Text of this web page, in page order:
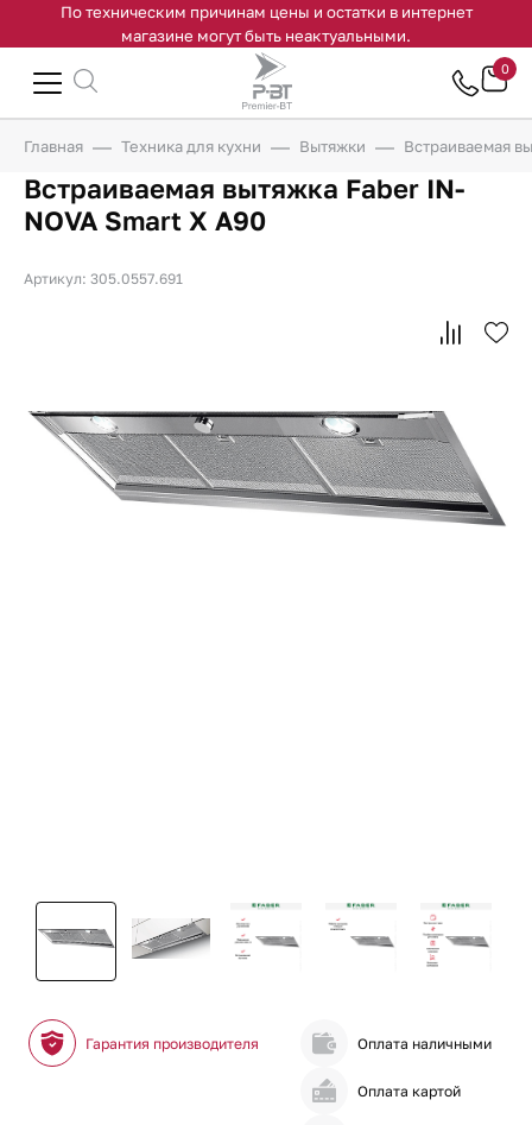
По техническим причинам цены и остатки в интернет
магазине могут быть неактуальными.
0
Главная Техника для кухни Вытяжки Встраиваемая
Встраиваемая вытяжка Faber IN-
NOVA Smart X A90
Артикул: 305.0557.691
Гарантия производителя Оплата наличными
Оплата картой